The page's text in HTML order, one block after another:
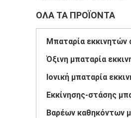
ΌΛΑ ΤΑ ΠΡΟΪΌΝΤΑ